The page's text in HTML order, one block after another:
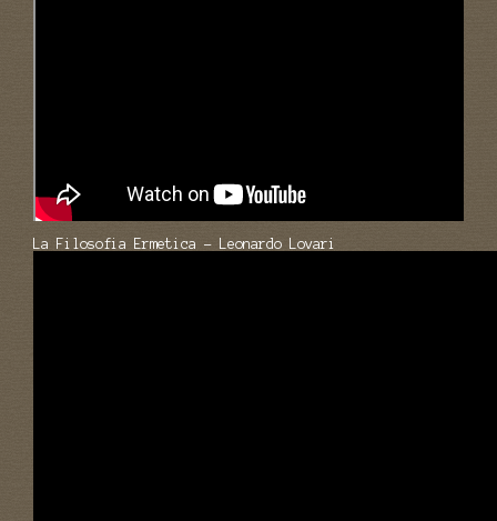
La Filosofia Ermetica - Leonardo Lovari